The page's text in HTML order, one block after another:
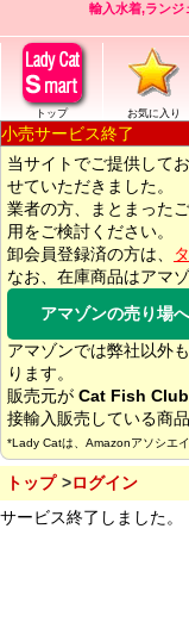
輸入水着,ランジ
トップ お気に入り
小売サービス終了
当サイトでご提供して
せていただきました。
業者の方、まとまった
用をご検討ください。
卸会員登録済の方は、
なお、在庫商品はアマ
アマゾンの売り場へ
アマゾンでは弊社以外
ります。
販売元が Cat Fish Club
接輸入販売している商
*Lady Catは、Amazonアソシエ
トップ
ログイン
サービス終了しました。